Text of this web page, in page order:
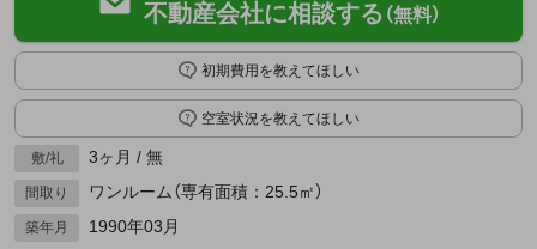
不動産会社に相談する （無料）
初期費用を教えてほしい
空室状況を教えてほしい
敷/礼 3ヶ月 / 無
間取り ワンルーム（専有面積：25.5㎡）
築年月 1990年03月